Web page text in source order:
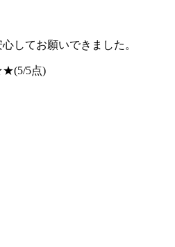
してお願いできました。
(5/5点)